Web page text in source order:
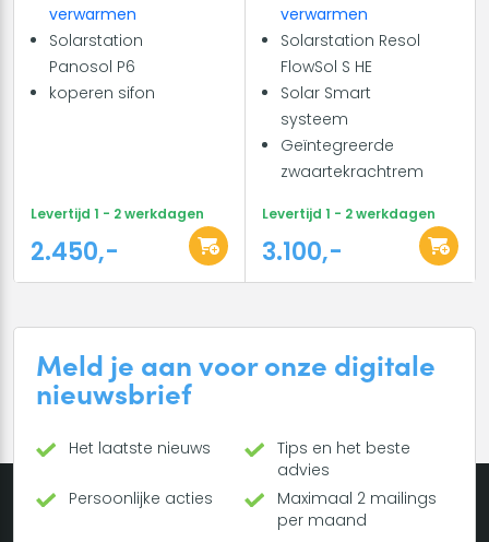
verwarmen
Solarstation
Panosol P6
koperen sifon
Levertijd 1 - 2 werkdagen
2.450,-
verwarmen
Solarstation Resol
FlowSol S HE
Solar Smart
systeem
Geïntegreerde
zwaartekrachtrem
Levertijd 1 - 2 werkdagen
3.100,-
Meld je aan voor onze digitale
nieuwsbrief
Het laatste nieuws
Tips en het beste
advies
Persoonlijke acties
Maximaal 2 mailings
per maand